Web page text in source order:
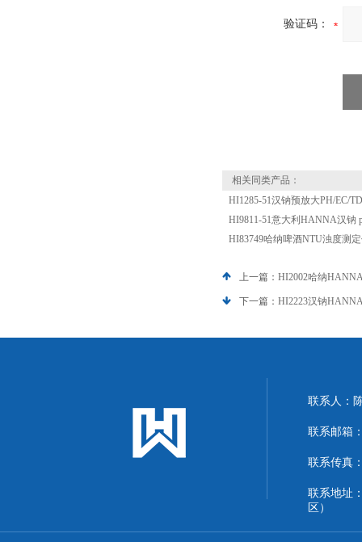
验证码：
相关同类产品：
HI1285-51汉钠预放大PH/EC/
HI9811-51意大利HANNA汉钠
HI83749哈纳啤酒NTU浊度测
上一篇： HI2002哈纳
下一篇： HI2223汉钠
联系人：
联系邮箱
联系传真
联系地址
区）